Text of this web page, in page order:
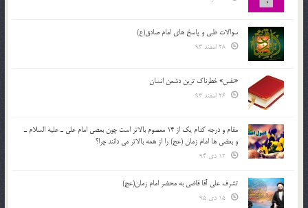
سوالات طبی و پاسخ های امام صادق(ع)
«نفس» خطرناک ترین دشمن انسان
مقام و درجه كدام يك از 14 معصوم بالاتر است چون بعضي امام علي ـ عليه السلام ـ
و بعضي ها امام زمان (عج) را از همه بالاتر مي دانند چرا؟
تشرف علي آقا قاضي به محضر امام زمان(عج)